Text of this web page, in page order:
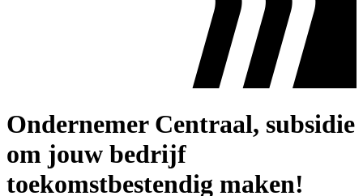
Ondernemer Centraal, subsidie
om jouw bedrijf
toekomstbestendig maken!